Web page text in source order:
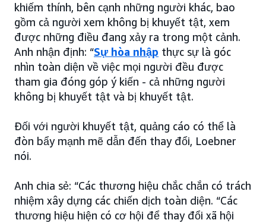
khiếm thính, bên cạnh những người khác, bao
gồm cả người xem không bị khuyết tật, xem
được những điều đang xảy ra trong một cảnh.
Anh nhận định: “Sự hòa nhập thực sự là góc
nhìn toàn diện về việc mọi người đều được
tham gia đóng góp ý kiến - cả những người
không bị khuyết tật và bị khuyết tật.
Đối với người khuyết tật, quảng cáo có thể là
đòn bẩy mạnh mẽ dẫn đến thay đổi, Loebner
nói.
Anh chia sẻ: “Các thương hiệu chắc chắn có trách
nhiệm xây dựng các chiến dịch toàn diện. “Các
thương hiệu hiện có cơ hội để thay đổi xã hội